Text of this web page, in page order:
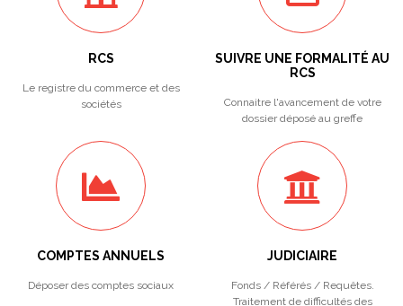
RCS
Le registre du commerce et des
sociétés
SUIVRE UNE FORMALITÉ AU
RCS
Connaitre l'avancement de votre
dossier déposé au greffe
COMPTES ANNUELS
Déposer des comptes sociaux
JUDICIAIRE
Fonds / Référés / Requêtes.
Traitement de difficultés des